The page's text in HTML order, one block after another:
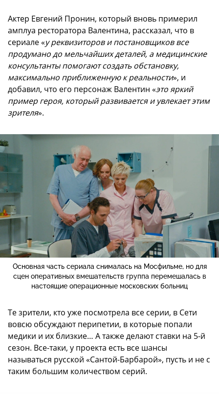
Актер Евгений Пронин, который вновь примерил
амплуа ресторатора Валентина, рассказал, что в
сериале «у реквизиторов и постановщиков все
продумано до мельчайших деталей, а медицинские
консультанты помогают создать обстановку,
максимально приближенную к реальности», и
добавил, что его персонаж Валентин «это яркий
пример героя, который развивается и увлекает этим
зрителя».
Основная часть сериала снималась на Мосфильме, но для
сцен оперативных вмешательств группа перемешалась в
настоящие операционные московских больниц
Те зрители, кто уже посмотрела все серии, в Сети
вовсю обсуждают перипетии, в которые попали
медики и их близкие… А также делают ставки на 5-й
сезон. Все-таки, у проекта есть все шансы
называться русской «Сантой-Барбарой», пусть и не с
таким большим количеством серий.